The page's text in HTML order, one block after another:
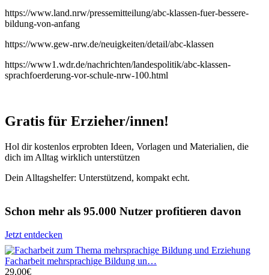
https://www.land.nrw/pressemitteilung/abc-klassen-fuer-bessere-
bildung-von-anfang
https://www.gew-nrw.de/neuigkeiten/detail/abc-klassen
https://www1.wdr.de/nachrichten/landespolitik/abc-klassen-
sprachfoerderung-vor-schule-nrw-100.html
Gratis für Erzieher/innen!
Hol dir kostenlos erprobten Ideen, Vorlagen und Materialien, die
dich im Alltag wirklich unterstützen
Dein Alltagshelfer: Unterstützend, kompakt echt.
Schon mehr als 95.000 Nutzer profitieren davon
Jetzt entdecken
Facharbeit mehrsprachige Bildung un…
29,00€